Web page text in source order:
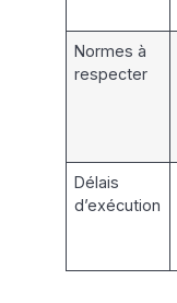
Normes à
respecter
Délais
d’exécution